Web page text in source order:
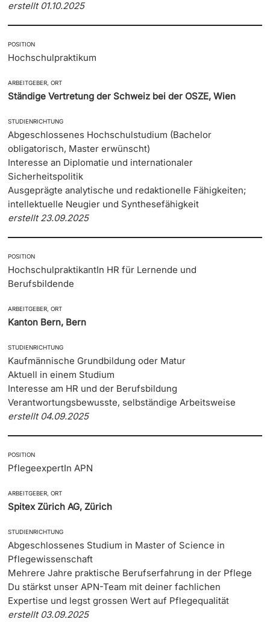
Lernräume
erstellt 01.10.2025
POSITION
Hochschulpraktikum
ARBEITGEBER, ORT
Ständige Vertretung der Schweiz bei der OSZE, Wien
STUDIENRICHTUNG
Abgeschlossenes Hochschulstudium (Bachelor
obligatorisch, Master erwünscht)
Interesse an Diplomatie und internationaler
Sicherheitspolitik
Ausgeprägte analytische und redaktionelle Fähigkeiten;
intellektuelle Neugier und Synthesefähigkeit
erstellt 23.09.2025
POSITION
HochschulpraktikantIn HR für Lernende und
Berufsbildende
ARBEITGEBER, ORT
Kanton Bern, Bern
STUDIENRICHTUNG
Kaufmännische Grundbildung oder Matur
Aktuell in einem Studium
Interesse am HR und der Berufsbildung
Verantwortungsbewusste, selbständige Arbeitsweise
erstellt 04.09.2025
POSITION
PflegeexpertIn APN
ARBEITGEBER, ORT
Spitex Zürich AG, Zürich
STUDIENRICHTUNG
Abgeschlossenes Studium in Master of Science in
Pflegewissenschaft
Mehrere Jahre praktische Berufserfahrung in der Pflege
Du stärkst unser APN-Team mit deiner fachlichen
Expertise und legst grossen Wert auf Pflegequalität
erstellt 03.09.2025